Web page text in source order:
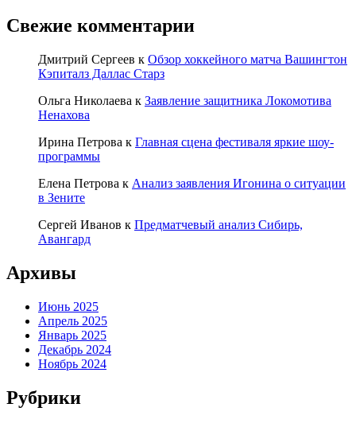
Свежие комментарии
Дмитрий Сергеев к Обзор хоккейного матча Вашингтон
Кэпиталз Даллас Старз
Ольга Николаева к Заявление защитника Локомотива
Ненахова
Ирина Петрова к Главная сцена фестиваля яркие шоу-
программы
Елена Петрова к Анализ заявления Игонина о ситуации
в Зените
Сергей Иванов к Предматчевый анализ Сибирь,
Авангард
Архивы
Июнь 2025
Апрель 2025
Январь 2025
Декабрь 2024
Ноябрь 2024
Рубрики